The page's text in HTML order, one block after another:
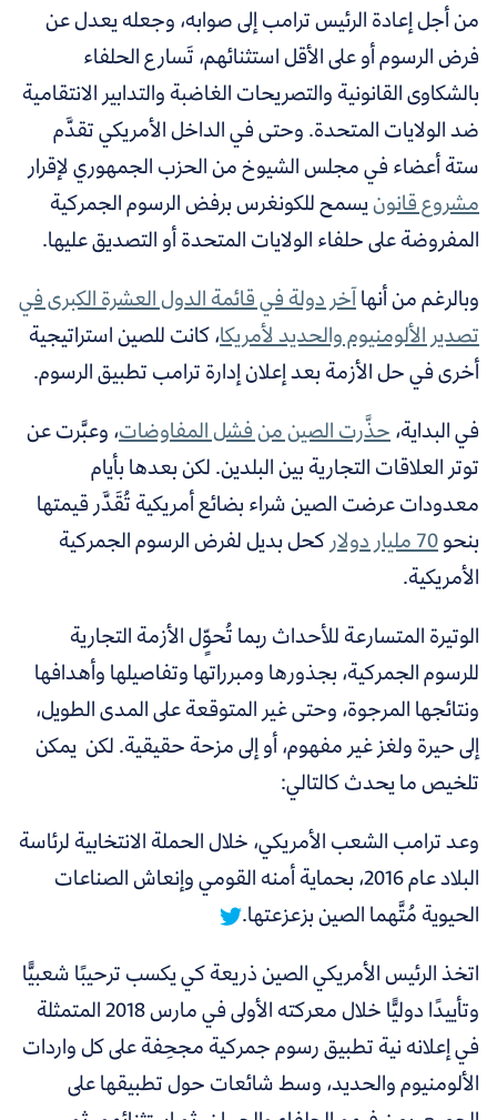
من أجل إعادة الرئيس ترامب إلى صوابه، وجعله يعدل عن
فرض الرسوم أو على الأقل استثنائهم، تَسارع الحلفاء
بالشكاوى القانونية والتصريحات الغاضبة والتدابير الانتقامية
ضد الولايات المتحدة. وحتى في الداخل الأمريكي تقدَّم
ستة أعضاء في مجلس الشيوخ من الحزب الجمهوري لإقرار
مشروع قانونيسمح للكونغرس برفض الرسوم الجمركية
المفروضة على حلفاء الولايات المتحدة أو التصديق عليها.
وبالرغم من أنهاآخر دولة في قائمة الدول العشرة الكبرى في
تصدير الألومنيوم والحديد لأمريكا، كانت للصين استراتيجية
أخرى في حل الأزمة بعد إعلان إدارة ترامب تطبيق الرسوم.
في البداية،حذَّرت الصين من فشل المفاوضات، وعبَّرت عن
توتر العلاقات التجارية بين البلدين. لكن بعدها بأيام
معدودات عرضت الصين شراء بضائع أمريكية تُقَدَّر قيمتها
بنحو70 مليار دولار
كحل بديل لفرض الرسوم الجمركية
الأمريكية.
الوتيرة المتسارعة للأحداث ربما تُحوِِّل الأزمة التجارية
للرسوم الجمركية، بجذورها ومبرراتها وتفاصيلها وأهدافها
ونتائجها المرجوة، وحتى غير المتوقعة على المدى الطويل،
إلى حيرة ولغز غير مفهوم، أو إلى مزحة حقيقية. لكن يمكن
تلخيص ما يحدث كالتالي:
وعد ترامب الشعب الأمريكي، خلال الحملة الانتخابية لرئاسة
البلاد عام 2016، بحماية أمنه القومي وإنعاش الصناعات
الحيوية مُتَّهما الصين بزعزعتها.
اتخذ الرئيس الأمريكي الصين ذريعة كي يكسب ترحيبًا شعبيًّا
وتأييدًا دوليًّا خلال معركته الأولى في مارس 2018 المتمثلة
في إعلانه نية تطبيق رسوم جمركية مجحِفة على كل واردات
الألومنيوم والحديد، وسط شائعات حول تطبيقها على